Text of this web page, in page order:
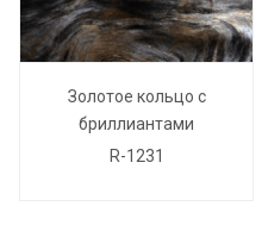
Золотое кольцо с
бриллиантами
R-1231